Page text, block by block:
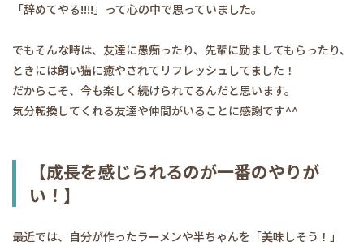
「辞めてやる!!!!」って心の中で思っていました。
でもそんな時は、友達に愚痴ったり、先輩に励ましてもらったり、
ときには飼い猫に癒やされてリフレッシュしてました！
だからこそ、今も楽しく続けられてるんだと思います。
気分転換してくれる友達や仲間がいることに感謝です^^
【成長を感じられるのが一番のやりが
い！】
最近では、自分が作ったラーメンや半ちゃんを「美味しそう！」